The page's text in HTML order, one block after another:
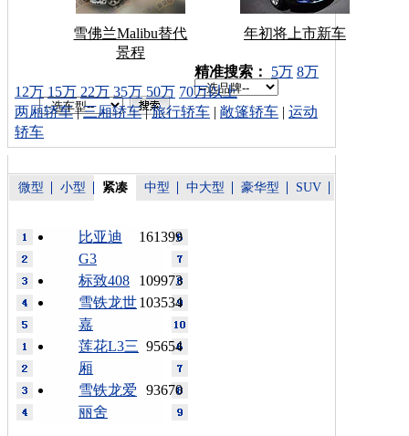
雪佛兰Malibu替代
景程
年初将上市新车
车型搜索：
精准搜索： 5万 8万
12万 15万 22万 35万 50万 70万以上
两厢轿车|三厢轿车|旅行轿车 | 敞篷轿车 | 运动
轿车
微型 小型 紧凑 中型 中大型 豪华型 SUV
161399
比亚迪
G3
109973
标致408
103534
雪铁龙世
嘉
95654
莲花L3三
厢
93670
雪铁龙爱
丽舍